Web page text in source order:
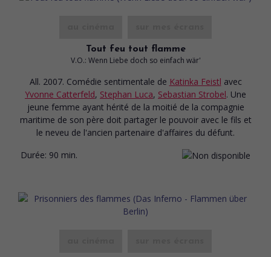
Tout feu tout flamme
V.O.: Wenn Liebe doch so einfach wär'
All. 2007. Comédie sentimentale de Katinka Feistl avec
Yvonne Catterfeld, Stephan Luca, Sebastian Strobel. Une
jeune femme ayant hérité de la moitié de la compagnie
maritime de son père doit partager le pouvoir avec le fils et
le neveu de l'ancien partenaire d'affaires du défunt.
Durée: 90 min.